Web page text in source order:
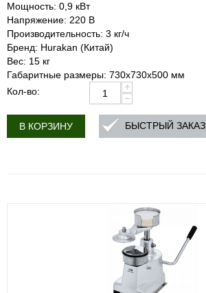
Мощность: 0,9 кВт
Напряжение: 220 В
Производительность: 3 кг/ч
Бренд: Hurakan (Китай)
Вес: 15 кг
Габаритные размеры: 730x730x500 мм
Кол-во:
+
−
В КОРЗИНУ БЫСТРЫЙ ЗАКАЗ